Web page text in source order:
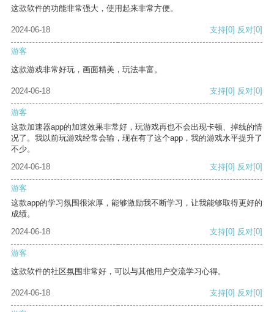
这款软件的功能非常强大，使用起来非常方便。
2024-06-18 支持[0] 反对[0]
游客
这款游戏非常好玩，画面精美，玩法丰富。
2024-06-18 支持[0] 反对[0]
游客
这款加速器app的加速效果非常好，玩游戏再也不会出现卡顿、掉线的情
况了。我以前玩游戏经常会输，现在有了这个app，我的游戏水平提升了
不少。
2024-06-18
支持[0] 反对[0]
游客
这款app的学习氛围很浓厚，能够激励我不断学习，让我能够取得更好的
成绩。
2024-06-18
支持[0] 反对[0]
游客
这款软件的社区氛围非常好，可以与其他用户交流学习心得。
2024-06-18 支持[0] 反对[0]